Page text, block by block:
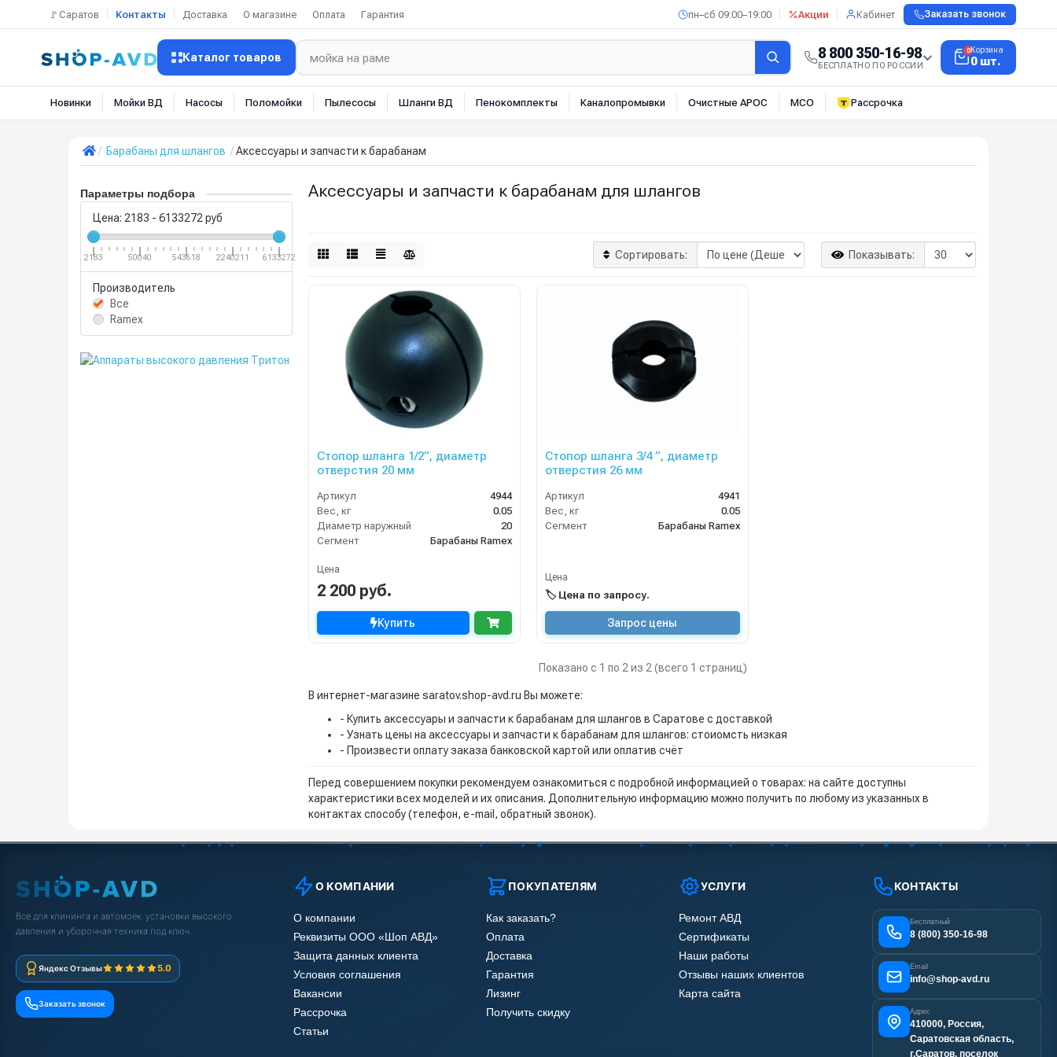
🚩Саратов Контакты Доставка О магазине Оплата Гарантия пн–сб 09:00–19:00 Акции Кабинет Заказать звонок
Каталог товаров 8 800 350-16-98
БЕСПЛАТНО ПО РОССИИ
0Корзина
0 шт.
Новинки Мойки ВД Насосы Поломойки Пылесосы Шланги ВД Пенокомплекты Каналопромывки Очистные АРОС МСО Рассрочка
Барабаны для шлангов Аксессуары и запчасти к барабанам
Параметры подбора
Цена: 2183 - 6133272 руб
2183 50040 543618 2240211 6133272
Производитель
Все
Ramex
Аксессуары и запчасти к барабанам для шлангов
Сортировать: Показывать:
Стопор шланга 1/2”, диаметр
отверстия 20 мм
Артикул
4944
Вес, кг
0.05
Диаметр наружный
20
Сегмент
Барабаны Ramex
Цена
2 200 руб.
Купить
Стопор шланга 3/4 ”, диаметр
отверстия 26 мм
Артикул
4941
Вес, кг
0.05
Сегмент
Барабаны Ramex
Цена
🏷️ Цена по запросу.
Запрос цены
Показано с 1 по 2 из 2 (всего 1 страниц)
В интернет-магазине saratov.shop-avd.ru Вы можете:
- Купить аксессуары и запчасти к барабанам для шлангов в Саратове с доставкой
- Узнать цены на аксессуары и запчасти к барабанам для шлангов: стоиомсть низкая
- Произвести оплату заказа банковской картой или оплатив счёт
Перед совершением покупки рекомендуем ознакомиться с подробной информацией о товарах: на сайте доступны
характеристики всех моделей и их описания. Дополнительную информацию можно получить по любому из указанных в
контактах способу (телефон, e-mail, обратный звонок).
Всё для клининга и автомоек: установки высокого
давления и уборочная техника под ключ.
Яндекс Отзывы 5.0
Заказать звонок
О КОМПАНИИ
О компании
Реквизиты ООО «Шоп АВД»
Защита данных клиента
Условия соглашения
Вакансии
Рассрочка
Статьи
ПОКУПАТЕЛЯМ
Как заказать?
Оплата
Доставка
Гарантия
Лизинг
Получить скидку
УСЛУГИ
Ремонт АВД
Сертификаты
Наши работы
Отзывы наших клиентов
Карта сайта
КОНТАКТЫ
Бесплатный
8 (800) 350-16-98
Email
info@shop-avd.ru
Адрес
410000, Россия,
Саратовская область,
г.Саратов, поселок